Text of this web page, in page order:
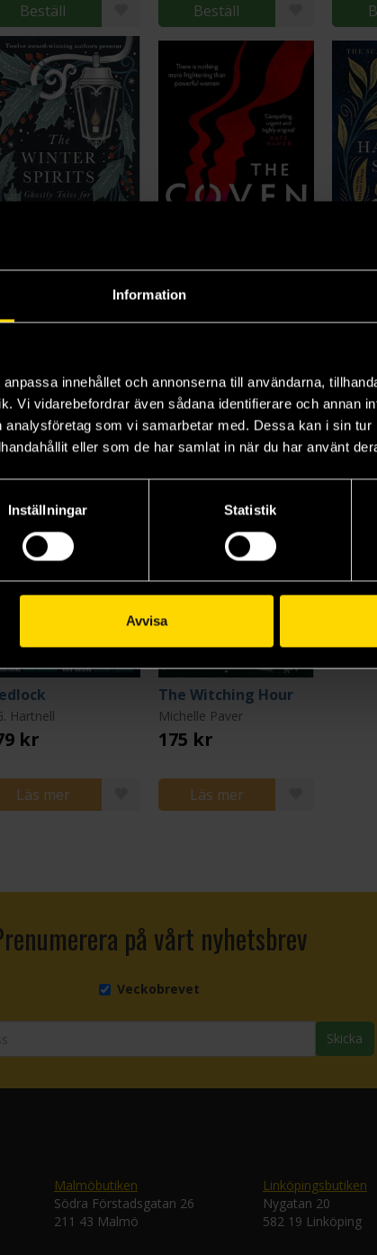
Information
innehållet och annonserna till användarna,
Vi vidarebefordrar även sådana identifierare och annan
som vi samarbetar med. Dessa kan i sin tur
eller som de har samlat in när du har använt
Inställningar Statistik
Avvisa
Beställ Beställ
Winter Spirits
kr
Beställ
The Coven
Lizzie Fry
Beställ
The
Bridget
Hartnell
kr
Läs mer
The Witching Hour
Michelle Paver
175 kr
Läs mer
på vårt nyhetsbrev
Veckobrevet
Skicka
Malmöbutiken
Södra Förstadsgatan 26
211 43 Malmö
Linköpingsbutiken
Nygatan 20
582 19 Linköping